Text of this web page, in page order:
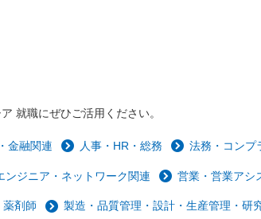
就職にぜひご活用ください。
金融関連 人事・HR・総務 法務・コンプ
ンジニア・ネットワーク関連 営業・営業アシ
薬剤師 製造・品質管理・設計・生産管理・研